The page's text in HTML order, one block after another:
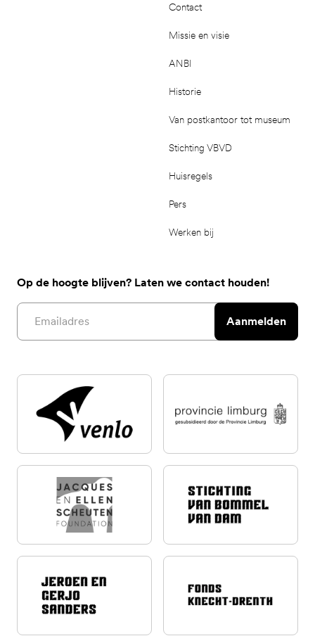
Contact
Missie en visie
ANBI
Historie
Van postkantoor tot museum
Stichting VBVD
Huisregels
Pers
Werken bij
Op de hoogte blijven? Laten we contact houden!
Email address
Aanmelden